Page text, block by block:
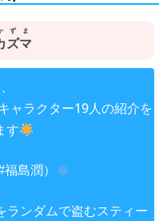
ズマ
ずま
ャラクター19人の紹介を
す
福島潤）
ランダムで盗むスティー